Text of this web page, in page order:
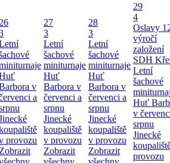
26
v
a
provozu
Zobrazit
27
3
Letní
šachové
miniturnaje
Huť
Barbora v
červenci a
srpnu
Jinecké
koupaliště
v provozu
Zobrazit
28
3
Letní
šachové
miniturnaje
Huť
Barbora v
červenci a
srpnu
Jinecké
koupaliště
v provozu
Zobrazit
29
4
Oslavy
výročí
založení
SDH
Letní
šachové
Huť
v
srpnu
Jinecké
provozu